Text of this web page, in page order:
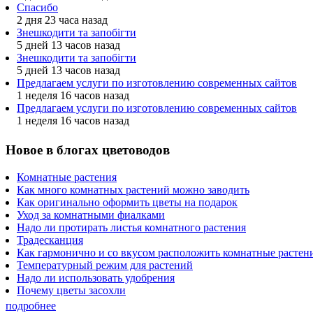
Спасибо
2 дня 23 часа назад
Знешкодити та запобігти
5 дней 13 часов назад
Знешкодити та запобігти
5 дней 13 часов назад
Предлагаем услуги по изготовлению современных сайтов
1 неделя 16 часов назад
Предлагаем услуги по изготовлению современных сайтов
1 неделя 16 часов назад
Новое в блогах цветоводов
Комнатные растения
Как много комнатных растений можно заводить
Как оригинально оформить цветы на подарок
Уход за комнатными фиалками
Надо ли протирать листья комнатного растения
Традесканция
Как гармонично и со вкусом расположить комнатные
Температурный режим для растений
Надо ли использовать удобрения
Почему цветы засохли
подробнее